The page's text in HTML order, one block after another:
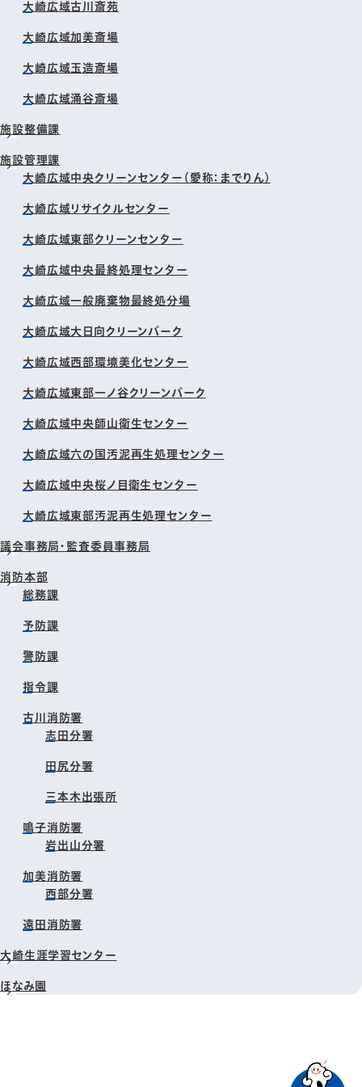
大崎広域古川斎苑
大崎広域加美斎場
大崎広域玉造斎場
大崎広域涌谷斎場
施設整備課
施設管理課
大崎広域中央クリーンセンター（愛称：までりん）
大崎広域リサイクルセンター
大崎広域東部クリーンセンター
大崎広域中央最終処理センター
大崎広域一般廃棄物最終処分場
大崎広域大日向クリーンパーク
大崎広域西部環境美化センター
大崎広域東部一ノ谷クリーンパーク
大崎広域中央師山衛生センター
大崎広域六の国汚泥再生処理センター
大崎広域中央桜ノ目衛生センター
大崎広域東部汚泥再生処理センター
議会事務局・監査委員事務局
消防本部
総務課
予防課
警防課
指令課
古川消防署
志田分署
田尻分署
三本木出張所
鳴子消防署
岩出山分署
加美消防署
西部分署
遠田消防署
大崎生涯学習センター
ほなみ園